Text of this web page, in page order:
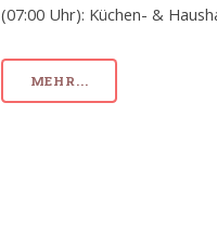
(07:00 Uhr): Küchen- &
MEHR...